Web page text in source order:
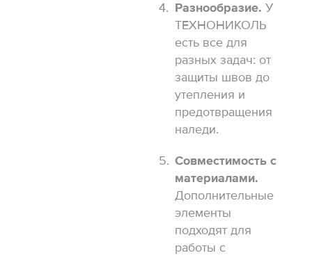
Разнообразие. У
ТЕХНОНИКОЛЬ
есть все для
разных задач: от
защиты швов до
утепления и
предотвращения
наледи.
Совместимость с
материалами.
Дополнительные
элементы
подходят для
работы с